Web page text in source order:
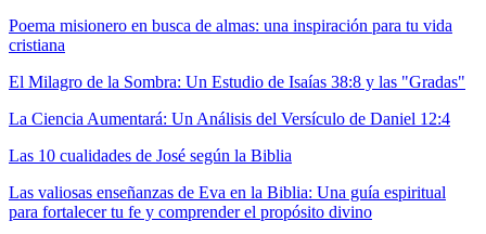
Poema misionero en busca de almas: una inspiración para tu vida
cristiana
El Milagro de la Sombra: Un Estudio de Isaías 38:8 y las "Gradas"
La Ciencia Aumentará: Un Análisis del Versículo de Daniel 12:4
Las 10 cualidades de José según la Biblia
Las valiosas enseñanzas de Eva en la Biblia: Una guía espiritual
para fortalecer tu fe y comprender el propósito divino